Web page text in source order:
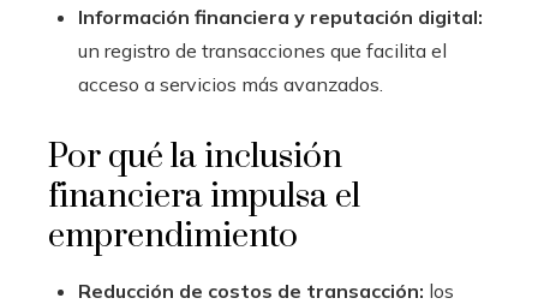
Información financiera y reputación digital:
un registro de transacciones que facilita el
acceso a servicios más avanzados.
Por qué la inclusión
financiera impulsa el
emprendimiento
Reducción de costos de transacción: los